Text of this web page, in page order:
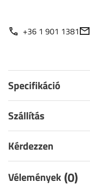
+36 1 901 1381
Specifikáció
Szállítás
Kérdezzen
Vélemények (0)